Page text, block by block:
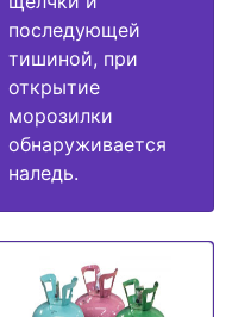
последующей
тишиной, при
открытие
морозилки
обнаруживается
наледь.